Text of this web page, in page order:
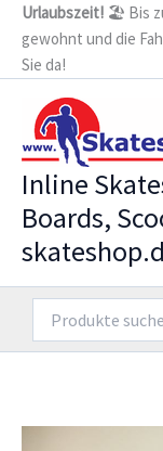
Zum
Inhalt
springen
Urlaubszeit! 🏖️ Bis
gewohnt und die
Sie da!
Inline
Boards,
nach: